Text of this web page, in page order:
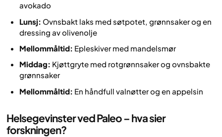
avokado
Lunsj: Ovnsbakt laks med søtpotet, grønnsaker og en
dressing av olivenolje
Mellommåltid: Epleskiver med mandelsmør
Middag: Kjøttgryte med rotgrønnsaker og ovnsbakte
grønnsaker
Mellommåltid: En håndfull valnøtter og en appelsin
Helsegevinster ved Paleo – hva sier
forskningen?